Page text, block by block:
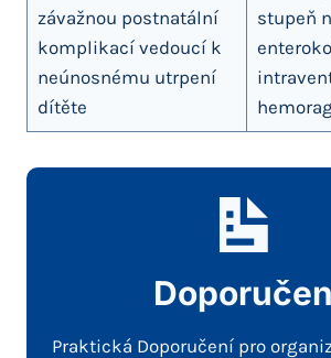
závažnou postnatální
komplikací vedoucí k
neúnosnému utrpení
dítěte
stupeň
Praktická Doporučení pro